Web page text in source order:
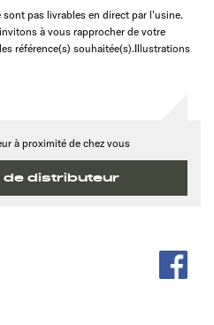
pas livrables en direct par l'usine.
à vous rapprocher de votre
référence(s) souhaitée(s).Illustrations
à proximité de chez vous
de distributeur